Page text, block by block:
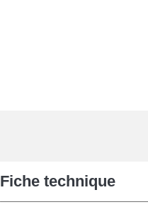
Fiche technique